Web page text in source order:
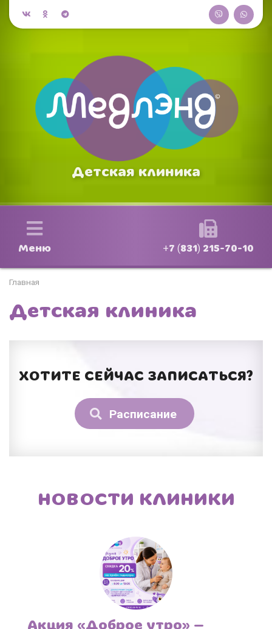
Детская клиника
Меню +7 (831) 215-70-10
Главная
Детская клиника
ХОТИТЕ СЕЙЧАС ЗАПИСАТЬСЯ?
Расписание
НОВОСТИ КЛИНИКИ
Акция «Доброе утро» —